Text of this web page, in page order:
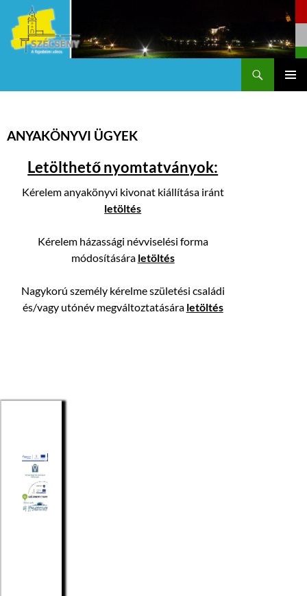
ANYAKÖNYVI ÜGYEK
Letölthető nyomtatványok:
Kérelem anyakönyvi kivonat kiállítása iránt
letöltés
Kérelem házassági névviselési forma
módosítására letöltés
Nagykorú személy kérelme születési családi
és/vagy utónév megváltoztatására letöltés